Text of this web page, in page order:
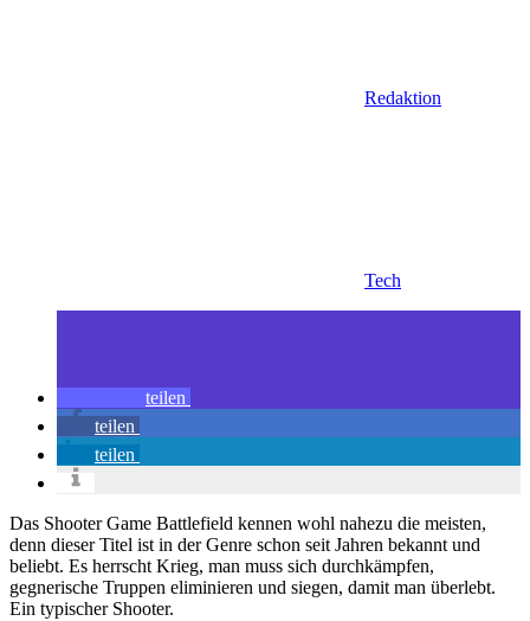
Redaktion
Tech
teilen
teilen
teilen
Das Shooter Game Battlefield kennen wohl nahezu die meisten,
denn dieser Titel ist in der Genre schon seit Jahren bekannt und
beliebt. Es herrscht Krieg, man muss sich durchkämpfen,
gegnerische Truppen eliminieren und siegen, damit man überlebt.
Ein typischer Shooter.